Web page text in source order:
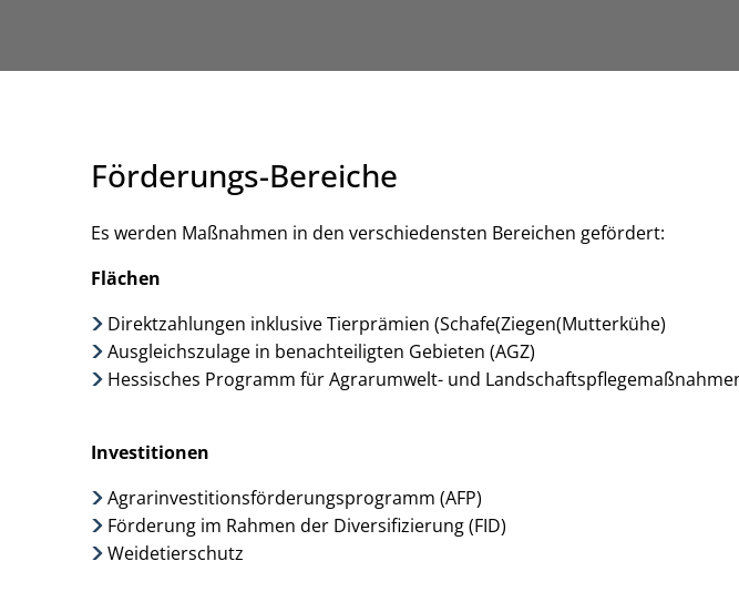
Förderungs-Bereiche
Es werden Maßnahmen in den verschiedensten Bereichen gefördert:
Flächen
Direktzahlungen inklusive Tierprämien (Schafe(Ziegen(Mutterkühe)
Ausgleichszulage in benachteiligten Gebieten (AGZ)
Hessisches Programm für Agrarumwelt- und
Investitionen
Agrarinvestitionsförderungsprogramm (AFP)
Förderung im Rahmen der Diversifizierung (FID)
Weidetierschutz